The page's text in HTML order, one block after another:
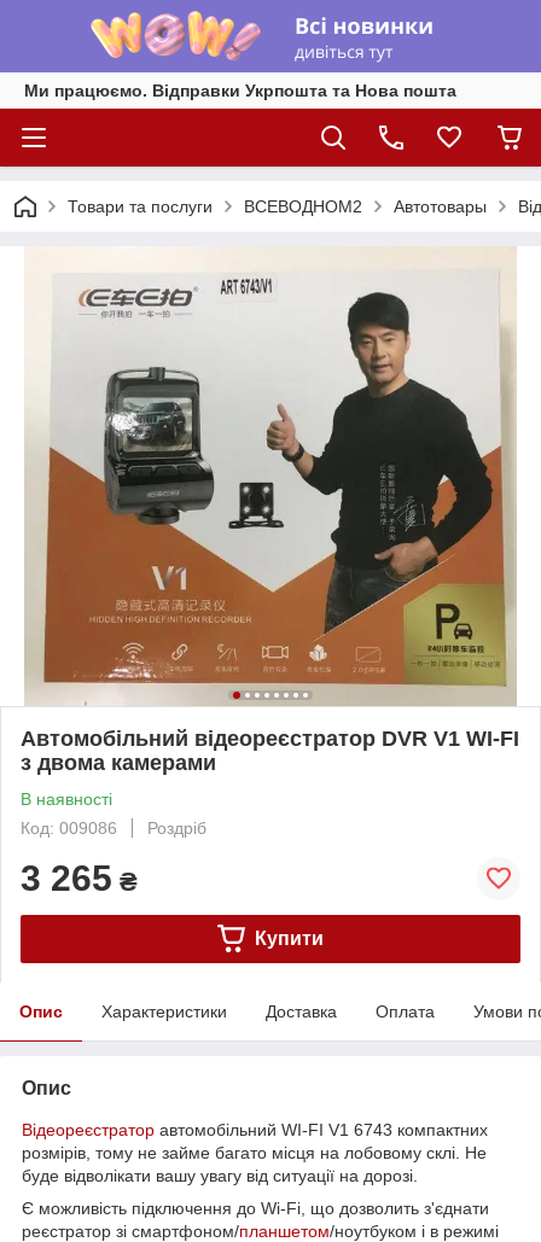
Ми працюємо. Відправки Укрпошта та Нова пошта
Товари та послуги ВСЕВОДНОМ2 Автотовары
Автомобільний відеореєстратор DVR V1 WI-FI
з двома камерами
В наявності
Код: 009086
Роздріб
3 265 ₴
Купити
Опис Характеристики Доставка Оплата Умови
Опис
Відеореєстратор автомобільний WI-FI V1 6743 компактних
розмірів, тому не займе багато місця на лобовому склі. Не
буде відволікати вашу увагу від ситуації на дорозі.
Є можливість підключення до Wi-Fi, що дозволить з'єднати
реєстратор зі смартфоном/планшетом/ноутбуком і в режимі